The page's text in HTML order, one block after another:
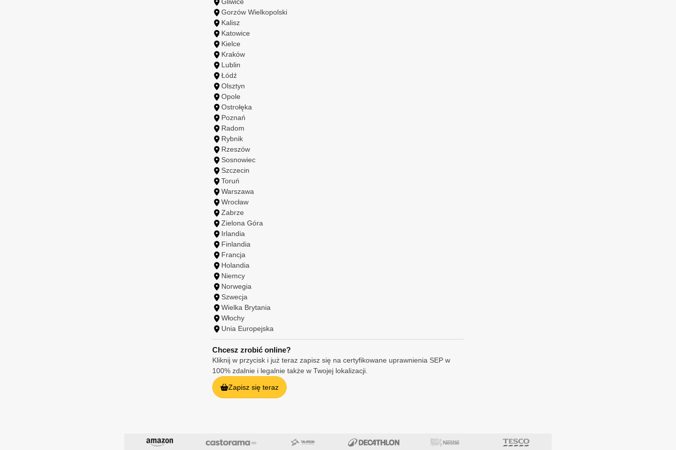
Gorzów Wielkopolski
Kalisz
Katowice
Kielce
Kraków
Lublin
Łódź
Olsztyn
Opole
Ostrołęka
Poznań
Radom
Rybnik
Rzeszów
Sosnowiec
Szczecin
Toruń
Warszawa
Wrocław
Zabrze
Zielona Góra
Irlandia
Finlandia
Francja
Holandia
Niemcy
Norwegia
Szwecja
Wielka Brytania
Włochy
Unia Europejska
Chcesz zrobić online?
Kliknij w przycisk i już teraz zapisz się na certyfikowane uprawnienia SEP w
100% zdalnie i legalnie także w Twojej lokalizacji.
Zapisz się teraz